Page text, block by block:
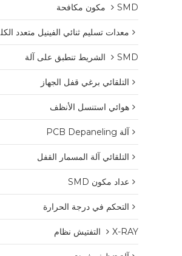
SMD مكون مكافحة
معدات تسليم ثنائي الفينيل متعدد الكلور
SMD الشريط تنطبق على آلة
التلقائي برغي قفل الجهاز
هوائي استنسل الأنظف
آلة PCB Depaneling
التلقائي آلة المسمار القفل
عداد مكون SMD
التحكم في درجة الحرارة
X-RAY التفتيش نظام